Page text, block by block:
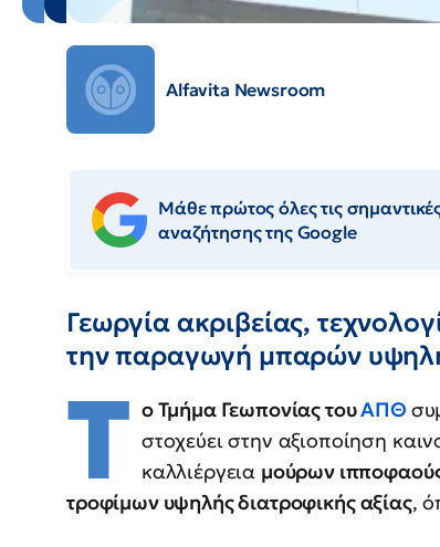
Alfavita Newsroom
Μάθε πρώτος όλες τις
αναζήτησης της Google
Γεωργία ακριβείας,
την παραγωγή μπαρών
Τ ο Τμήμα Γεωπονίας τουΑΠΘ
στοχεύει στην αξιοποίηση
καλλιέργεια μούρων
τροφίμων υψηλής διατροφικής αξίας,